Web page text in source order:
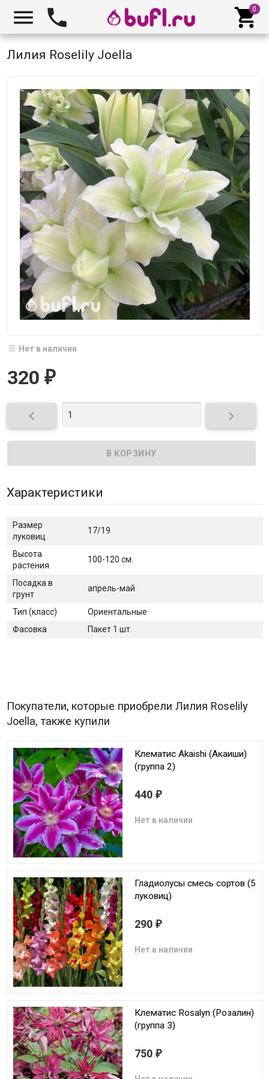
  
Лилия Roselily Joella
Нет в наличии
320 ₽
 
Характеристики
Размер
луковиц
17/19
Высота
растения
100-120 см.
Посадка в
грунт
апрель-май
Тип (класс)
Ориентальные
Фасовка
Пакет 1 шт.
Покупатели, которые приобрели Лилия Roselily
Joella, также купили
Клематис Akaishi (Акаиши)
(группа 2)
440 ₽
Нет в наличии
Гладиолусы смесь сортов (5
луковиц)
290 ₽
Нет в наличии
Клематис Rosalyn (Розалин)
(группа 3)
750 ₽